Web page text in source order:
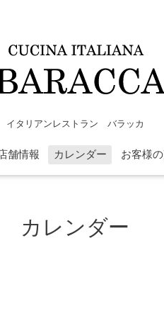
イタリアンレストラン バラッカ
舗情報 カレンダー お客様
カレンダー